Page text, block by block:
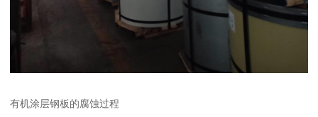
有机涂层钢板的腐蚀过程